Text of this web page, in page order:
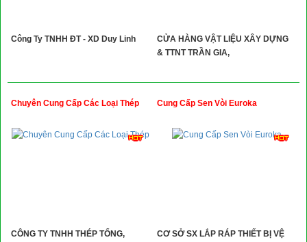
Công Ty TNHH ĐT - XD Duy Linh
CỬA HÀNG VẬT LIỆU XÂY DỰNG
& TTNT TRẦN GIA,
Chuyên Cung Cấp Các Loại Thép
CÔNG TY TNHH THÉP TỔNG,
Cung Cấp Sen Vòi Euroka
CƠ SỞ SX LẮP RÁP THIẾT BỊ VỆ